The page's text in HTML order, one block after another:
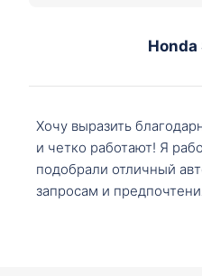
Хочу выразить
и четко работают! Я
подобрали отличный
запросам и